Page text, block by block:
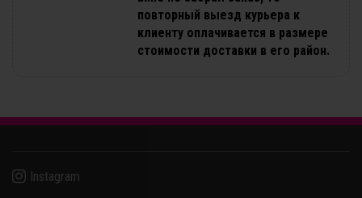
повторный выезд курьера к
клиенту оплачивается в размере
стоимости доставки в его район.
Instagram